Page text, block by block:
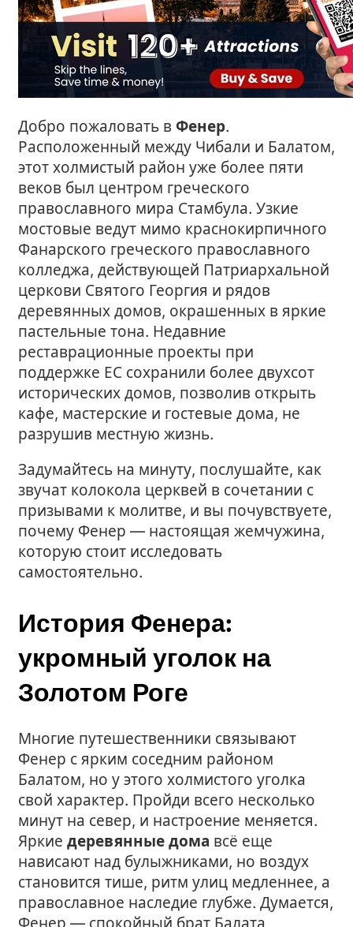
Добро пожаловать в Фенер.
Расположенный между Чибали и Балатом,
этот холмистый район уже более пяти
веков был центром греческого
православного мира Стамбула. Узкие
мостовые ведут мимо краснокирпичного
Фанарского греческого православного
колледжа, действующей Патриархальной
церкови Святого Георгия и рядов
деревянных домов, окрашенных в яркие
пастельные тона. Недавние
реставрационные проекты при
поддержке ЕС сохранили более двухсот
исторических домов, позволив открыть
кафе, мастерские и гостевые дома, не
разрушив местную жизнь.
Задумайтесь на минуту, послушайте, как
звучат колокола церквей в сочетании с
призывами к молитве, и вы почувствуете,
почему Фенер — настоящая жемчужина,
которую стоит исследовать
самостоятельно.
История Фенера:
укромный уголок на
Золотом Роге
Многие путешественники связывают
Фенер с ярким соседним районом
Балатом, но у этого холмистого уголка
свой характер. Пройди всего несколько
минут на север, и настроение меняется.
Яркие деревянные дома всё еще
нависают над булыжниками, но воздух
становится тише, ритм улиц медленнее, а
православное наследие глубже. Думается,